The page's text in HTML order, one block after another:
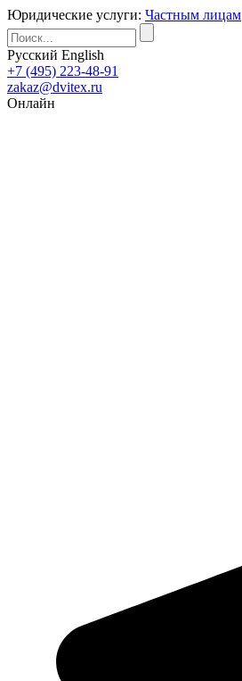
Юридические услуги: Частным лицам
Русский English
+7 (495) 223-48-91
zakaz@dvitex.ru
Онлайн